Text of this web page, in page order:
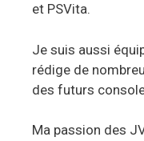
et PSVita.
Je suis aussi
rédige de
des futurs
Ma passion des